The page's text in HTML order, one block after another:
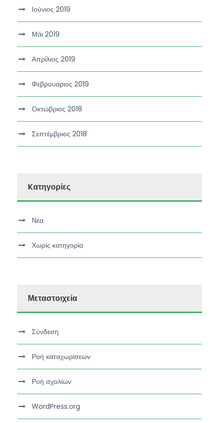
Ιούνιος 2019
Μάι 2019
Απρίλιος 2019
Φεβρουάριος 2019
Οκτώβριος 2018
Σεπτέμβριος 2018
Kατηγορίες
Νέα
Χωρίς κατηγορία
Μεταστοιχεία
Σύνδεση
Ροή καταχωρίσεων
Ροή σχολίων
WordPress.org